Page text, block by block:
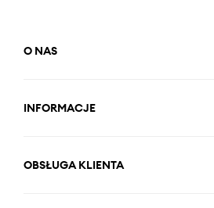
O NAS
INFORMACJE
OBSŁUGA KLIENTA